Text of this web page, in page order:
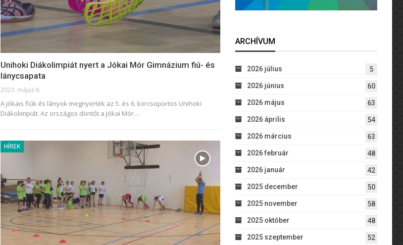
Unihoki Diákolimpiát nyert a Jókai Mór Gimnázium fiú- és
lánycsapata
2023. május 8.
A jókais fiúk és lányok megnyerték az 5. és 6. korcsoportos Unihoki
Diákolimpiát. Az országos döntőt a Jókai Mór…
HÍREK
ARCHÍVUM
2026 július 5
2026 június 60
2026 május 63
2026 április 54
2026 március 63
2026 február 48
2026 január 42
2025 december 50
2025 november 58
2025 október 48
2025 szeptember 52